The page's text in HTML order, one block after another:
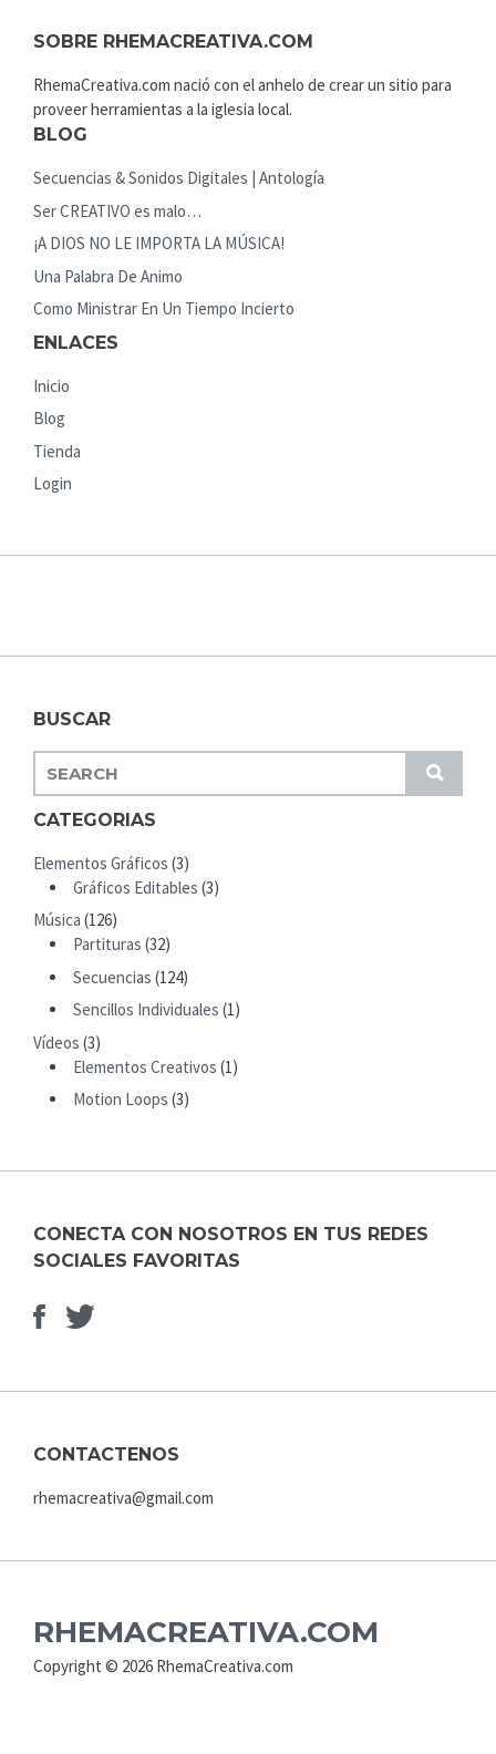
SOBRE RHEMACREATIVA.COM
RhemaCreativa.com nació con el anhelo de crear un sitio para
proveer herramientas a la iglesia local.
BLOG
Secuencias & Sonidos Digitales | Antología
Ser CREATIVO es malo…
¡A DIOS NO LE IMPORTA LA MÚSICA!
Una Palabra De Animo
Como Ministrar En Un Tiempo Incierto
ENLACES
Inicio
Blog
Tienda
Login
BUSCAR
S
U
A
C
F
CATEGORIAS
Elementos Gráficos (3)
Gráficos Editables (3)
Música (126)
Partituras (32)
Secuencias (124)
Sencillos Individuales (1)
Vídeos (3)
Elementos Creativos (1)
Motion Loops (3)
CONECTA CON NOSOTROS EN TUS REDES
SOCIALES FAVORITAS
Facebook
Elemento
CONTACTENOS
rhemacreativa@gmail.com
RHEMACREATIVA.COM
Copyright © 2026 RhemaCreativa.com